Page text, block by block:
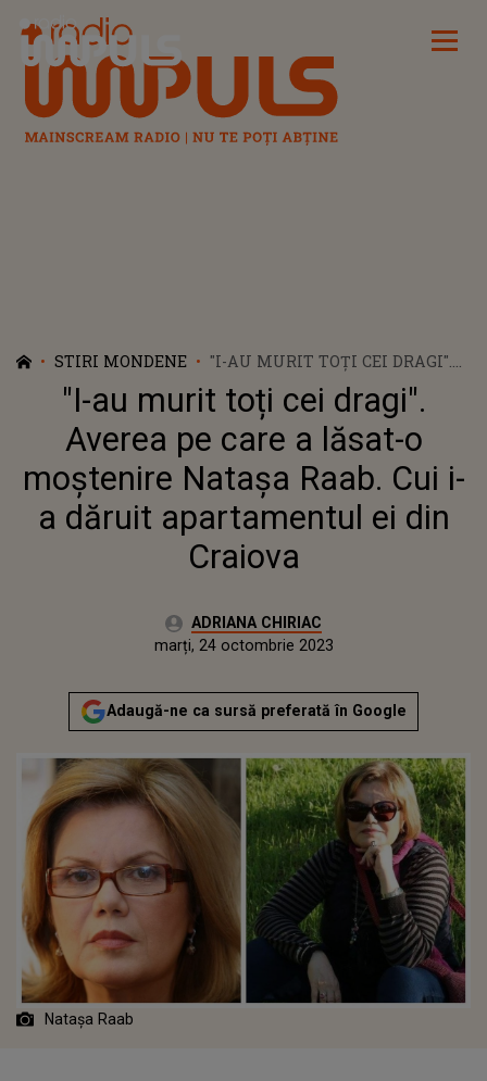
Radio Impuls
STIRI MONDENE
"I-AU MURIT TOȚI CEI DRAGI".
AVEREA PE CARE A LĂSAT-O
MOȘTENIRE NATAȘA RAAB. CUI
I-A DĂRUIT APARTAMENTUL EI
DIN CRAIOVA
"I-au murit toți cei dragi".
Averea pe care a lăsat-o
moștenire Natașa Raab. Cui i-
a dăruit apartamentul ei din
Craiova
Autor:ADRIANA CHIRIAC
marți, 24 octombrie 2023Actualizat:
marți, 24 octombrie 2023
Adaugă-ne ca sursă preferată în Google
Natașa Raab